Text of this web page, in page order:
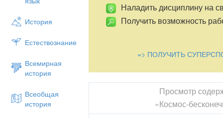
История
Естествознание
Всемирная
история
Всеобщая
история
Наладить дисциплину на
Получить возможность
=> ПОЛУЧИТЬ
Просмотр
«Космос-